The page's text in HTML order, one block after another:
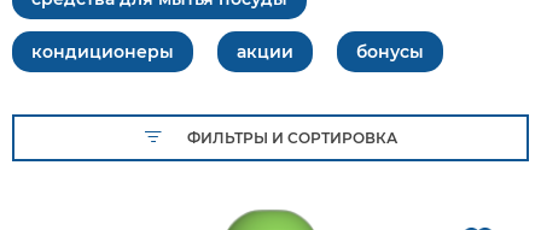
кондиционеры акции бонусы
ФИЛЬТРЫ И СОРТИРОВКА